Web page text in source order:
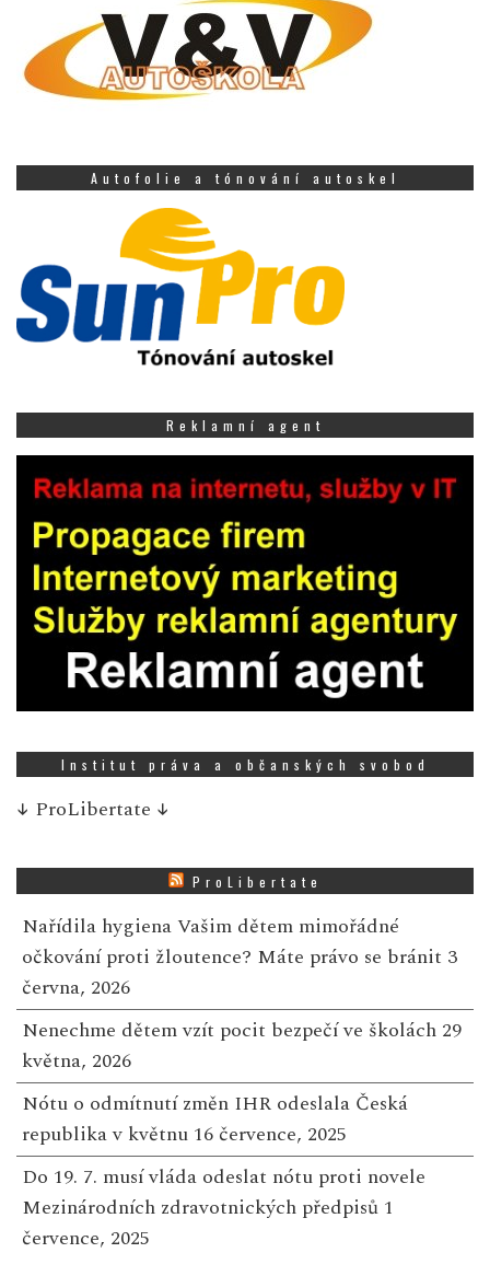
Autofolie a tónování autoskel
Reklamní agent
Institut práva a občanských svobod
↓ ProLibertate ↓
ProLibertate
Nařídila hygiena Vašim dětem mimořádné
očkování proti žloutence? Máte právo se bránit 3
června, 2026
Nenechme dětem vzít pocit bezpečí ve školách 29
května, 2026
Nótu o odmítnutí změn IHR odeslala Česká
republika v květnu 16 července, 2025
Do 19. 7. musí vláda odeslat nótu proti novele
Mezinárodních zdravotnických předpisů 1
července, 2025